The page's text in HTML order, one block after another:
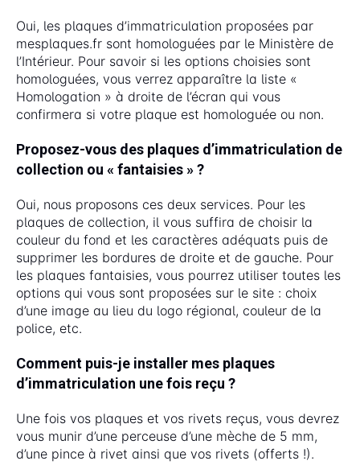
Oui, les plaques d’immatriculation proposées par
mesplaques.fr sont homologuées par le Ministère de
l’Intérieur. Pour savoir si les options choisies sont
homologuées, vous verrez apparaître la liste «
Homologation » à droite de l’écran qui vous
confirmera si votre plaque est homologuée ou non.
Proposez-vous des plaques d’immatriculation de
collection ou « fantaisies » ?
Oui, nous proposons ces deux services. Pour les
plaques de collection, il vous suffira de choisir la
couleur du fond et les caractères adéquats puis de
supprimer les bordures de droite et de gauche. Pour
les plaques fantaisies, vous pourrez utiliser toutes les
options qui vous sont proposées sur le site : choix
d’une image au lieu du logo régional, couleur de la
police, etc.
Comment puis-je installer mes plaques
d’immatriculation une fois reçu ?
Une fois vos plaques et vos rivets reçus, vous devrez
vous munir d’une perceuse d’une mèche de 5 mm,
d’une pince à rivet ainsi que vos rivets (offerts !).